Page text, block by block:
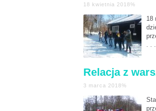
18 kwietnia 2018%
18
. .
Relacja z
3 marca 2018%